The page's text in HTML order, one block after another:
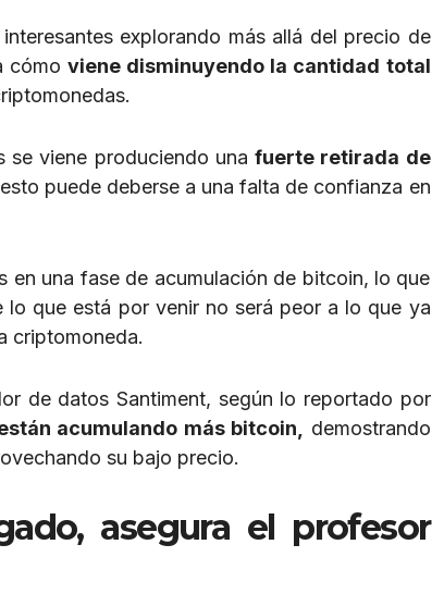
explorando más allá del precio de
cómo viene disminuyendo la cantidad total
se viene produciendo unafuerte retirada de
puede deberse a una falta de confianza en
en una fase de acumulación de bitcoin, lo que
que está por venir no será peor a lo que ya
criptomoneda.
de datos Santiment, según lo reportado por
acumulando más bitcoin,
demostrando
su bajo precio.
asegura el profesor